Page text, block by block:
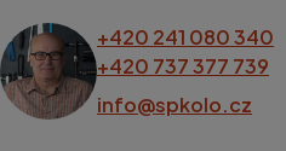
+420 241 080 340
+420 737 377 739
info@spkolo.cz